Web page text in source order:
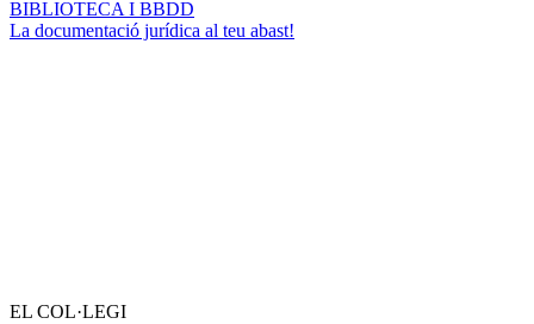
BIBLIOTECA I BBDD
La documentació jurídica al teu abast!
EL COL·LEGI